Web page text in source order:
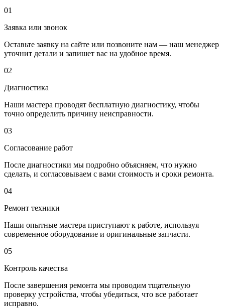
01
Заявка или звонок
Оставьте заявку на сайте или позвоните нам — наш менеджер
уточнит детали и запишет вас на удобное время.
02
Диагностика
Наши мастера проводят бесплатную диагностику, чтобы
точно определить причину неисправности.
03
Согласование работ
После диагностики мы подробно объясняем, что нужно
сделать, и согласовываем с вами стоимость и сроки ремонта.
04
Ремонт техники
Наши опытные мастера приступают к работе, используя
современное оборудование и оригинальные запчасти.
05
Контроль качества
После завершения ремонта мы проводим тщательную
проверку устройства, чтобы убедиться, что все работает
исправно.